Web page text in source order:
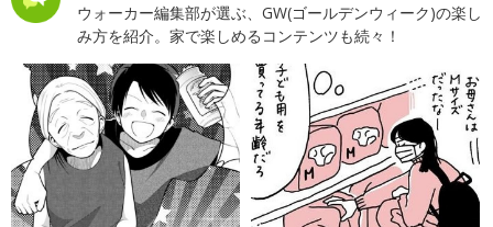
ウォーカー編集部が選ぶ、GW(ゴールデンウィーク)の楽し
み方を紹介。家で楽しめるコンテンツも続々！